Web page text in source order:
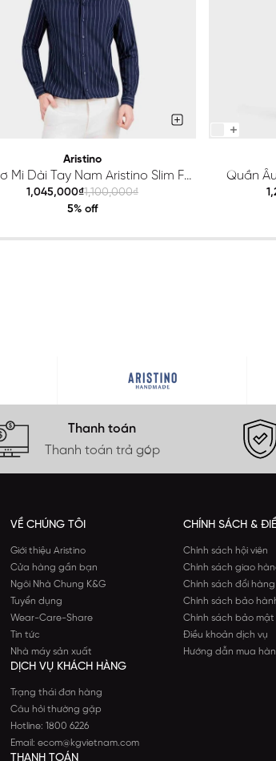
Aristino
Mi Dài Tay Nam Aristino Slim Fit
ALS425S0H2
1,045,000₫1,100,000₫
5% off
Quần
Thanh toán
Thanh toán trả góp
VỀ CHÚNG TÔI
Giới thiệu Aristino
Cửa hàng gần bạn
Ngôi Nhà Chung K&G
Tuyển dụng
Wear-Care-Share
Tin tức
Nhà máy sản xuất
CHÍNH SÁCH &
Chính sách hội viên
Chính sách giao
Chính sách đổi hàng
Chính sách bảo
Chính sách bảo mật
Điều khoản dịch vụ
Hướng dẫn mua
DỊCH VỤ KHÁCH HÀNG
Trạng thái đơn hàng
Câu hỏi thường gặp
Hotline: 1800 6226
Email: ecom@kgvietnam.com
THANH TOÁN